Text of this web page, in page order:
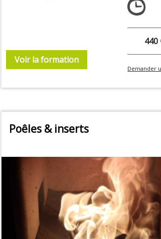
Voir la formation
440
Demander
Poêles & inserts